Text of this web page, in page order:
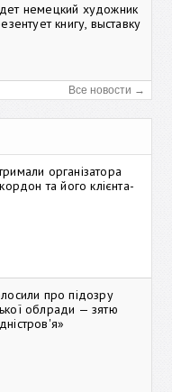
немецкий художник
книгу, выставку
Все новости →
організатора
та його клієнта-
про підозру
облради — зятю